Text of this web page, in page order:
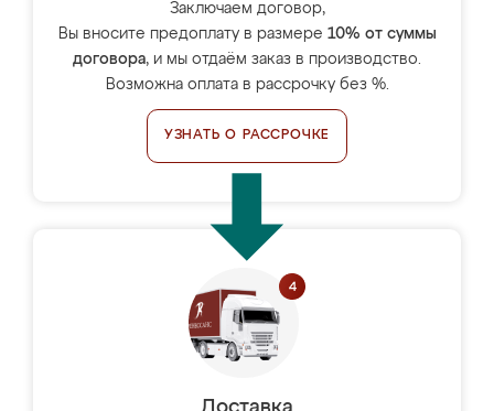
Заключаем договор,
Вы вносите предоплату в размере 10% от суммы
договора, и мы отдаём заказ в производство.
Возможна оплата в рассрочку без %.
УЗНАТЬ О РАССРОЧКЕ